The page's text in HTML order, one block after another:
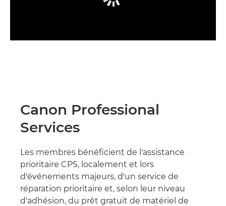
Canon Professional
Services
Les membres bénéficient de l'assistance
prioritaire CPS, localement et lors
d'événements majeurs, d'un service de
réparation prioritaire et, selon leur niveau
d'adhésion, du prêt gratuit de matériel de